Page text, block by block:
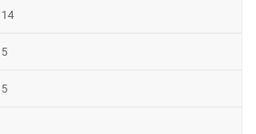
14
5
5